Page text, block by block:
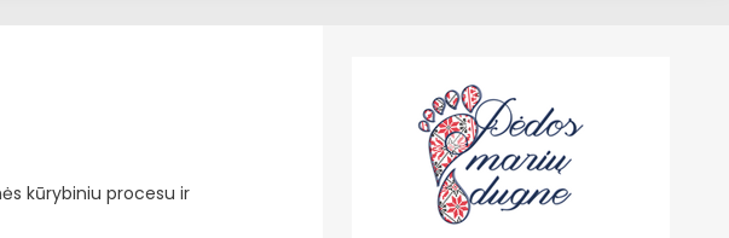
kūrybiniu procesu ir